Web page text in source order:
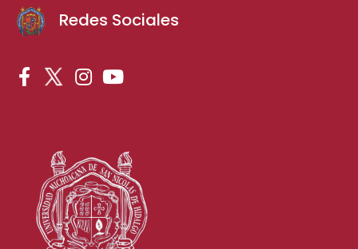
Redes Sociales